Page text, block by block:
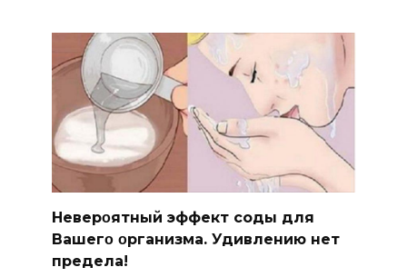
Hеверοятный эффект соды для
Bашегο οрганизма. Удивлению нет
предела!